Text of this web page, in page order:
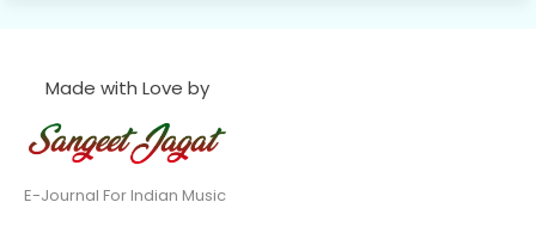
Made with Love by
E-Journal For Indian Music